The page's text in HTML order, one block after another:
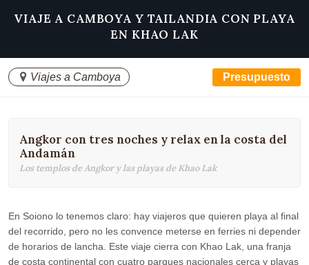
VIAJE A CAMBOYA Y TAILANDIA CON PLAYA
EN KHAO LAK
Viajes a Camboya Presupuesto
Angkor con tres noches y relax en la costa del
Andamán
Los templos de Angkor y las playas de Khao Lak
En Soiono lo tenemos claro: hay viajeros que quieren playa al final
del recorrido, pero no les convence meterse en ferries ni depender
de horarios de lancha. Este viaje cierra con Khao Lak, una franja
de costa continental con cuatro parques nacionales cerca y playas